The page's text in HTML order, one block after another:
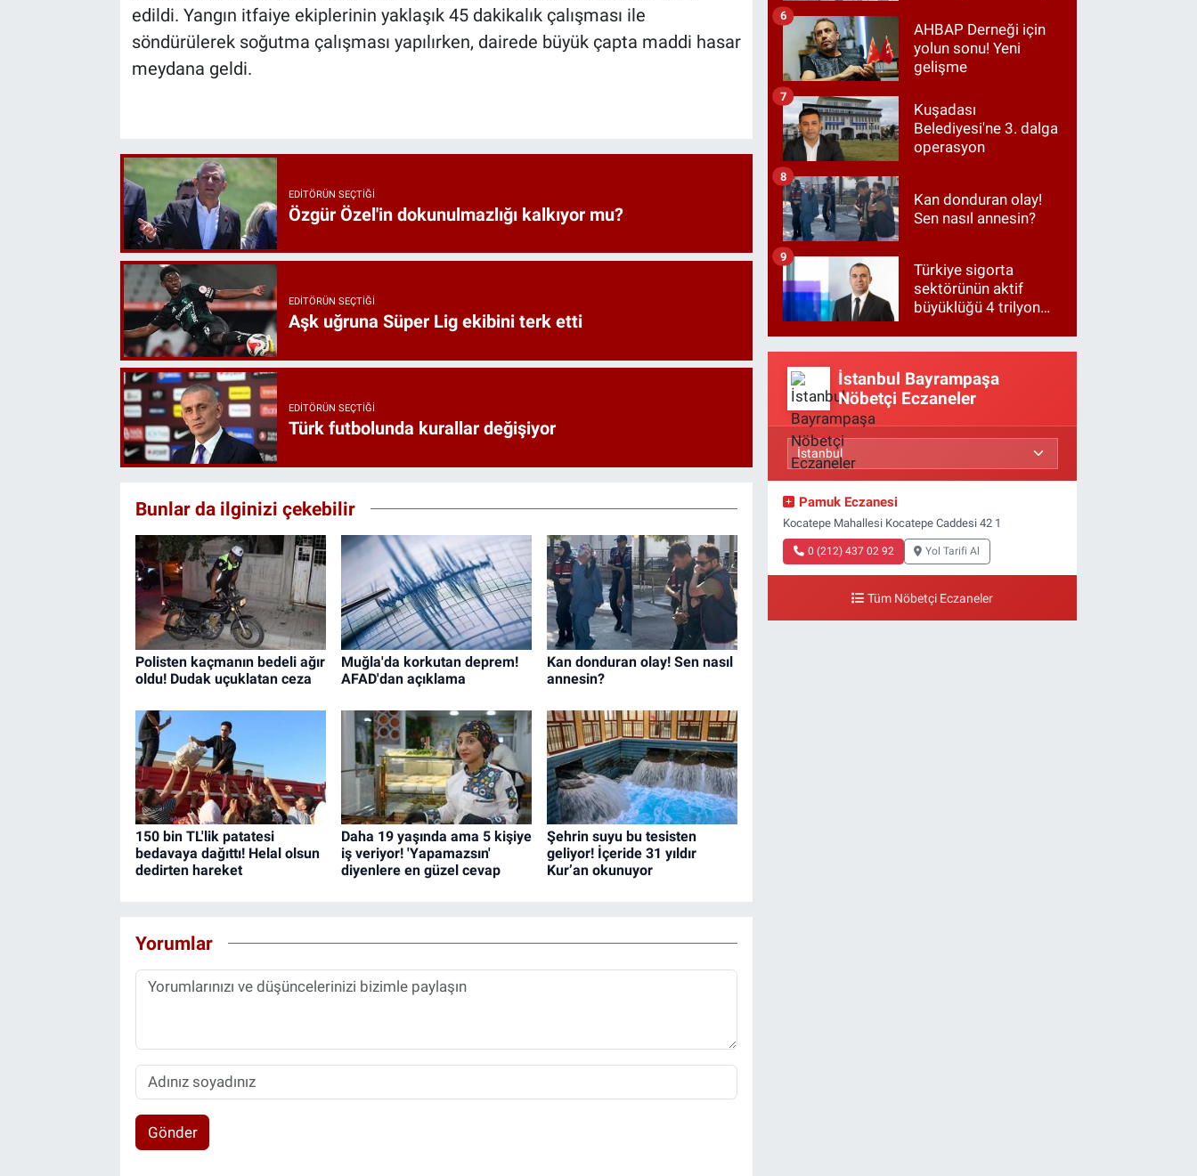
edildi. Yangın itfaiye ekiplerinin yaklaşık 45 dakikalık çalışması ile
söndürülerek soğutma çalışması yapılırken, dairede büyük çapta maddi hasar
meydana geldi.
EDITÖRÜN SEÇTIĞI
Özgür Özel'in dokunulmazlığı kalkıyor mu?
EDITÖRÜN SEÇTIĞI
Aşk uğruna Süper Lig ekibini terk etti
EDITÖRÜN SEÇTIĞI
Türk futbolunda kurallar değişiyor
Bunlar da ilginizi çekebilir
Polisten kaçmanın bedeli ağır
oldu! Dudak uçuklatan ceza
Muğla'da korkutan deprem!
AFAD'dan açıklama
Kan donduran olay! Sen nasıl
annesin?
150 bin TL'lik patatesi
bedavaya dağıttı! Helal olsun
dedirten hareket
Daha 19 yaşında ama 5 kişiye
iş veriyor! 'Yapamazsın'
diyenlere en güzel cevap
Şehrin suyu bu tesisten
geliyor! İçeride 31 yıldır
Kur’an okunuyor
Yorumlar
Gönder
AHBAP Derneği için
yolun sonu! Yeni
gelişme
6
Kuşadası
Belediyesi'ne 3. dalga
operasyon
7
Kan donduran olay!
Sen nasıl annesin?
8
Türkiye sigorta
sektörünün aktif
büyüklüğü 4 trilyon
9
İstanbul Bayrampaşa
Nöbetçi Eczaneler
Pamuk Eczanesi
Kocatepe Mahallesi Kocatepe Caddesi 42 1
0 (212) 437 02 92 Yol Tarifi Al
Tüm Nöbetçi Eczaneler